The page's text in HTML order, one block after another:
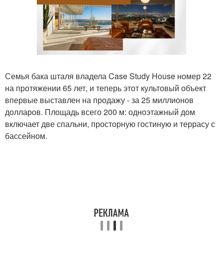
Семья бака шталя владела Case Study House номер 22
на протяжении 65 лет, и теперь этот культовый объект
впервые выставлен на продажу - за 25 миллионов
долларов. Площадь всего 200 м: одноэтажный дом
включает две спальни, просторную гостиную и террасу с
бассейном.